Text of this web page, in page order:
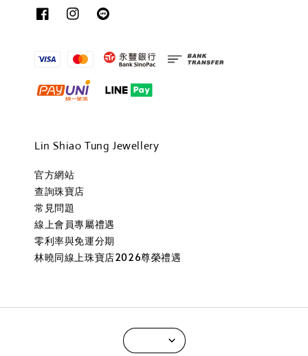
Lin Shiao Tung Jewellery
官方網站
查詢珠寶店
常見問題
線上會員專屬禮遇
零利率與免運分期
林曉同線上珠寶店2026尊榮禮遇